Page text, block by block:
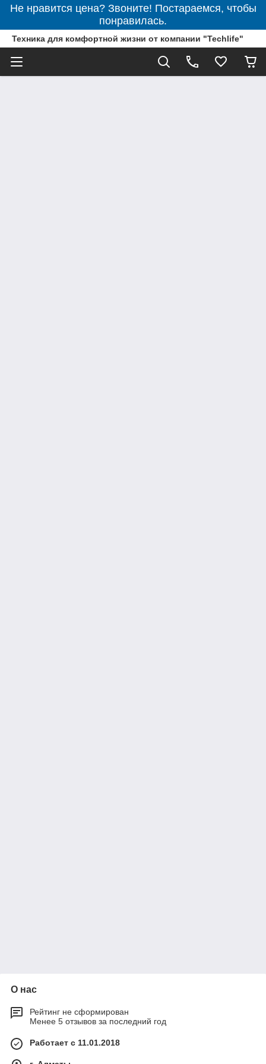
Не нравится цена? Звоните! Постараемся, чтобы
понравилась.
Техника для комфортной жизни от компании "Techlife"
О нас
Рейтинг не сформирован
Менее 5 отзывов за последний год
Работает с 11.01.2018